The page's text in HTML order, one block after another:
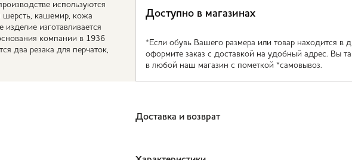
используются
шерсть, кашемир, кожа
изготавливается
компании в 1936
два резака для перчаток,
Доступно в магазинах
*Если обувь Вашего размера или товар находится в
оформите заказ с доставкой на удобный адрес. Вы
в любой наш магазин с пометкой *самовывоз.
Доставка и возврат